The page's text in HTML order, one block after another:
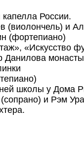
России.
(виолончель) и
(фортепиано)
«Искусство
школы у Дома
и Рэм